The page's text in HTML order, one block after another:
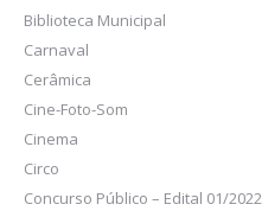
Biblioteca Municipal
Carnaval
Cerâmica
Cine-Foto-Som
Cinema
Circo
Concurso Público – Edital 01/2022